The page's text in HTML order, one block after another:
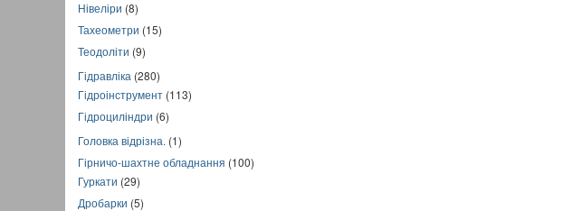
Нівеліри (8)
Тахеометри (15)
Теодоліти (9)
Гідравліка (280)
Гідроінструмент (113)
Гідроциліндри (6)
Головка відрізна. (1)
Гірничо-шахтне обладнання (100)
Гуркати (29)
Дробарки (5)